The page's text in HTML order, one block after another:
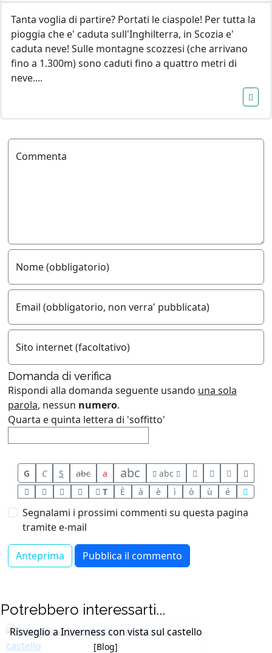
Tanta voglia di partire? Portati le ciaspole! Per tutta la
pioggia che e' caduta sull'Inghilterra, in Scozia e'
caduta neve! Sulle montagne scozzesi (che arrivano
fino a 1.300m) sono caduti fino a quattro metri di
neve....
Commenta
Nome (obbligatorio)
Email (obbligatorio, non verra' pubblicata)
Sito internet (facoltativo)
Domanda di verifica
Rispondi alla domanda seguente usando una sola
parola, nessun numero.
Quarta e quinta lettera di 'soffitto'
G C S abc a abc
abc
T
È à è ì ò ù é
Segnalami i prossimi commenti su questa pagina
tramite e-mail
Potrebbero interessarti...
Risveglio a Inverness con vista sul castello
[Blog]